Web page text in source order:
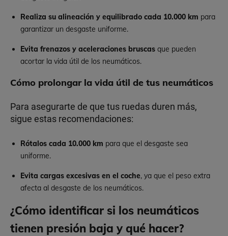
Realiza su alineación y equilibrado cada 10.000 km para
garantizar un desgaste uniforme.
Evita frenazos y aceleraciones bruscas que pueden
acortar la vida útil de los neumáticos.
Cómo prolongar la vida útil de tus neumáticos
Para asegurarte de que tus ruedas duren más,
sigue estas recomendaciones:
Rótalos cada 10.000 km para que el desgaste sea
uniforme.
Evita cargas excesivas en el coche, ya que el peso extra
afecta al desgaste de los neumáticos.
¿Cómo identificar si los neumáticos
tienen presión baja y qué hacer?